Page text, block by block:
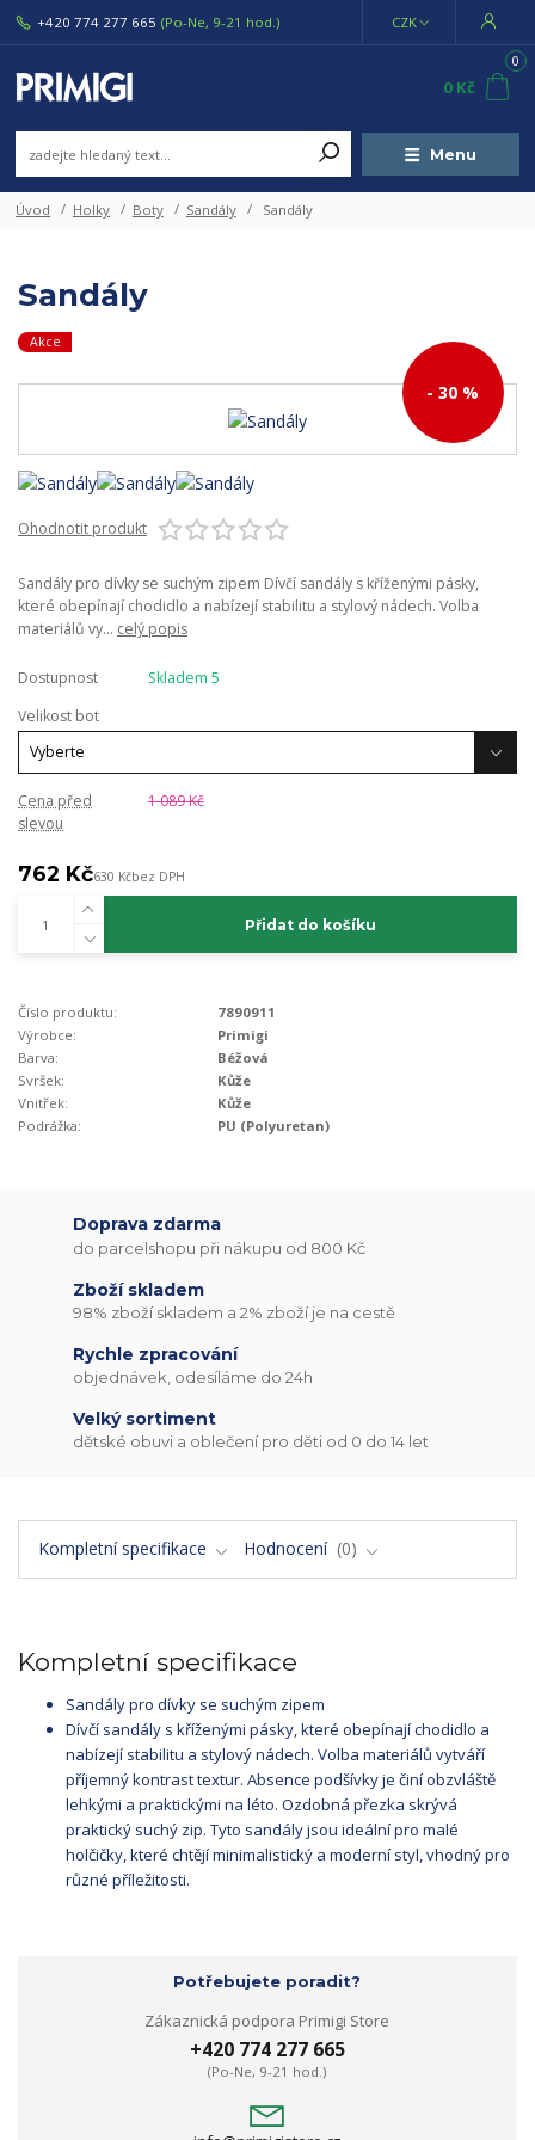
Menu
CZK
+420 774 277 665 (Po-Ne, 9-21 hod.)
0
0 Kč
Úvod Holky Boty Sandály Sandály
Sandály
Akce
- 30 %
Ohodnotit produkt
Sandály pro dívky se suchým zipem Dívčí sandály s kříženými pásky,
které obepínají chodidlo a nabízejí stabilitu a stylový nádech. Volba
materiálů vy... celý popis
Dostupnost
Skladem 5
Velikost bot
Cena před
slevou
1 089 Kč
762 Kč630 Kčbez DPH
Přidat do košíku
Číslo produktu:
7890911
Výrobce:
Primigi
Barva:
Béžová
Svršek:
Kůže
Vnitřek:
Kůže
Podrážka:
PU (Polyuretan)
Doprava zdarma
do parcelshopu při nákupu od 800 Kč
Zboží skladem
98% zboží skladem a 2% zboží je na cestě
Rychle zpracování
objednávek, odesíláme do 24h
Velký sortiment
dětské obuvi a oblečení pro děti od 0 do 14 let
Kompletní specifikace Hodnocení 0
Kompletní specifikace
Sandály pro dívky se suchým zipem
Dívčí sandály s kříženými pásky, které obepínají chodidlo a
nabízejí stabilitu a stylový nádech. Volba materiálů vytváří
příjemný kontrast textur. Absence podšívky je činí obzvláště
lehkými a praktickými na léto. Ozdobná přezka skrývá
praktický suchý zip. Tyto sandály jsou ideální pro malé
holčičky, které chtějí minimalistický a moderní styl, vhodný pro
různé příležitosti.
Potřebujete poradit?
Zákaznická podpora Primigi Store
+420 774 277 665
(Po-Ne, 9-21 hod.)